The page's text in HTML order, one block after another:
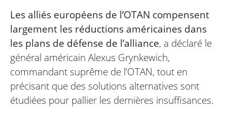
Les alliés européens de l’OTAN compensent
largement les réductions américaines dans
les plans de défense de l’alliance, a déclaré le
général américain Alexus Grynkewich,
commandant suprême de l’OTAN, tout en
précisant que des solutions alternatives sont
étudiées pour pallier les dernières insuffisances.